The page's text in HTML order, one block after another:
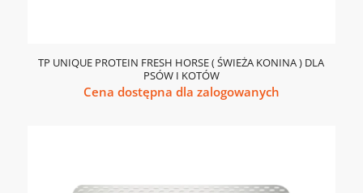
TP UNIQUE PROTEIN FRESH HORSE ( ŚWIEŻA KONINA ) DLA
PSÓW I KOTÓW
Cena dostępna dla zalogowanych